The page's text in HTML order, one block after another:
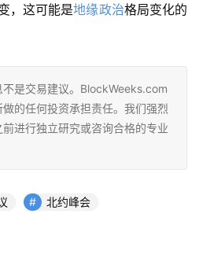
，这可能是地缘政治格局变化的
是交易建议。BlockWeeks.com
的任何投资承担责任。我们强烈
进行独立研究或咨询合格的专业
北约峰会